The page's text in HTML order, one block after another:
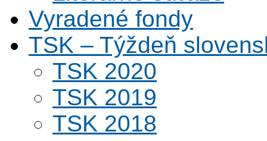
Vyradené fondy
TSK – Týždeň
TSK 2020
TSK 2019
TSK 2018